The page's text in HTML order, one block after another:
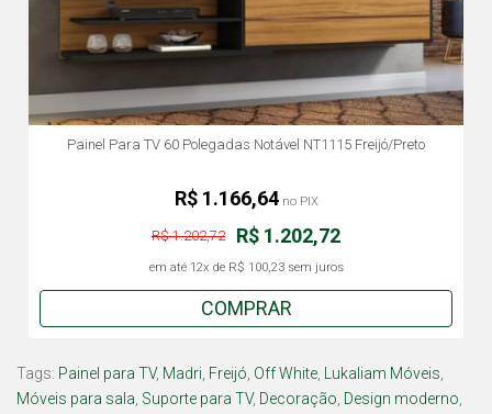
Painel Para TV 60 Polegadas Notável NT1115 Freijó/Preto
R$ 1.202,72
R$ 1.202,72
em até 12x de R$ 100,23sem juros
R$ 1.166,64no PIX
COMPRAR
Tags: Painel para TV, Madri Freijó Off White Lukaliam Móveis
Móveis para sala Suporte para TV, Decoração Design moderno